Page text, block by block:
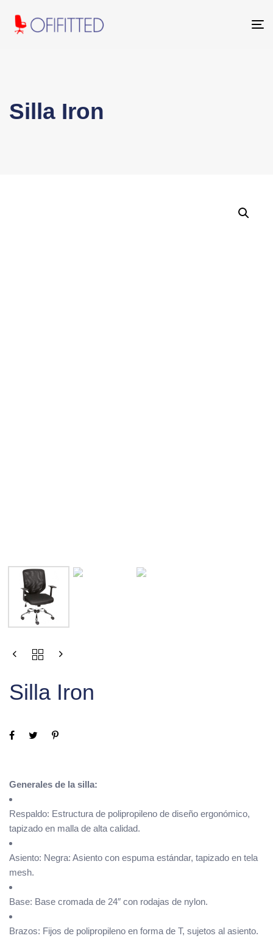
Silla Iron
Silla Iron
Generales de la silla:
Respaldo: Estructura de polipropileno de diseño ergonómico,
tapizado en malla de alta calidad.
Asiento: Negra: Asiento con espuma estándar, tapizado en tela
mesh.
Base: Base cromada de 24″ con rodajas de nylon.
Brazos: Fijos de polipropileno en forma de T, sujetos al asiento.